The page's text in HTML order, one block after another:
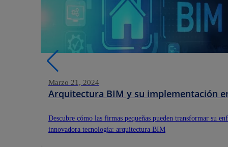
Marzo 21, 2024
Arquitectura BIM y su implementación
Descubre cómo las firmas pequeñas pueden transformar su
innovadora tecnología: arquitectura BIM